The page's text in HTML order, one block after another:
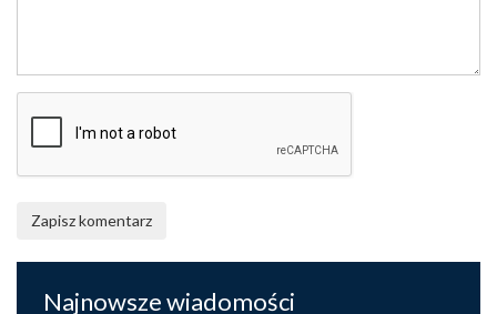
Zapisz komentarz
Najnowsze wiadomości